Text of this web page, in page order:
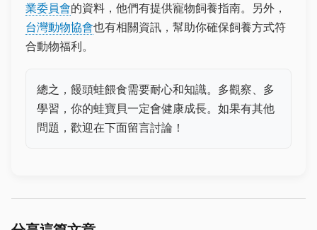
業委員會的資料，他們有提供寵物飼養指南。另外，
台灣動物協會也有相關資訊，幫助你確保飼養方式符
合動物福利。
總之，饅頭蛙餵食需要耐心和知識。多觀察、多
學習，你的蛙寶貝一定會健康成長。如果有其他
問題，歡迎在下面留言討論！